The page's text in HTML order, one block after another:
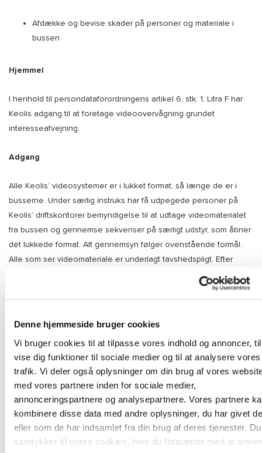
Denne hjemmeside bruger cookies
Vi bruger cookies til at tilpasse vores indhold og annoncer,
vise dig funktioner til sociale medier og til at analysere vores
trafik. Vi deler også oplysninger om din brug af vores
med vores partnere inden for sociale medier,
annonceringspartnere og analysepartnere. Vores partnere
kombinere disse data med andre oplysninger, du har givet
eller som de har indsamlet fra din brug af deres tjenester. Du
samtykker til vores cookies, hvis du fortsætter med at
Afdække og bevise skader på personer og materiale i
bussen
Hjemmel
I henhold til persondataforordningens artikel 6, stk. 1, Litra F har
Keolis adgang til at foretage videoovervågning grundet
interesseafvejning.
Adgang
Alle Keolis’ videosystemer er i lukket format, så længe de er i
busserne. Under særlig instruks har få udpegede personer på
Keolis’ driftskontorer bemyndigelse til at udtage videomaterialet
fra bussen og gennemse sekvenser på særligt udstyr, som åbner
det lukkede format. Alt gennemsyn følger ovenstående formål.
Alle som ser videomateriale er underlagt tavshedspligt. Efter
Sletning
Al videoovervågning, der foretages, overskrives automatisk. Alt
efter hvor meget bussen er i drift, og hvilken
opbevaringskapacitet det pågældende system har, vil data blive
overskrevet indenfor 5 – og senest 30 dage.
Klageadgang
Videoovervågede personer har ret til at få adgang til sine egne
data, samt klage til datatilsynet over overvågningen.